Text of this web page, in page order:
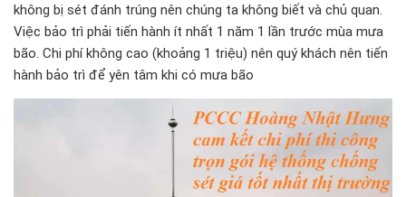
không bị sét đánh trúng nên chúng ta không biết và chủ quan.
Việc bảo trì phải tiến hành ít nhất 1 năm 1 lần trước mùa mưa
bão. Chi phí không cao (khoảng 1 triệu) nên quý khách nên tiến
hành bảo trì để yên tâm khi có mưa bão